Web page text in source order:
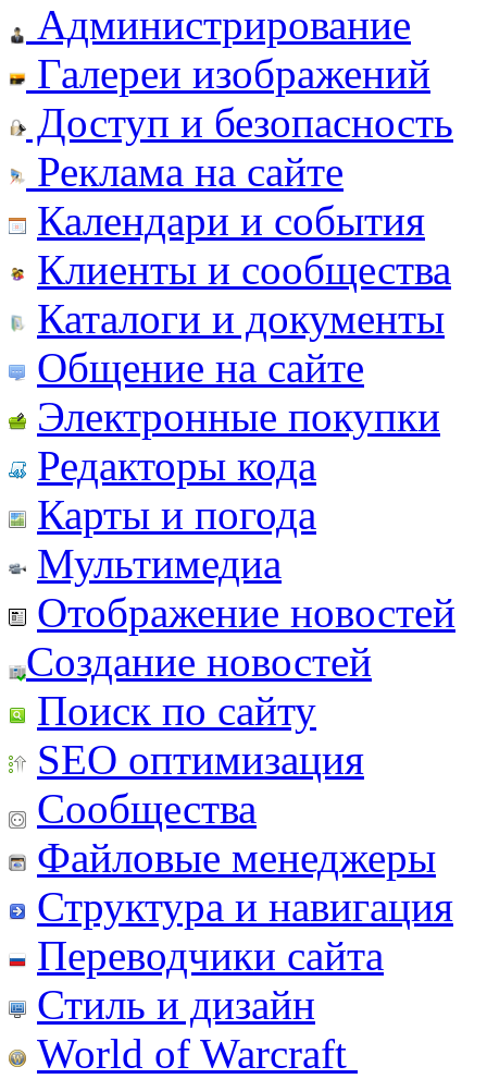
Администрирование
Галереи изображений
Доступ и безопасность
Реклама на сайте
Календари и события
Клиенты и сообщества
Каталоги и документы
Общение на сайте
Электронные покупки
Редакторы кода
Карты и погода
Мультимедиа
Отображение новостей
Создание новостей
Поиск по сайту
SEO оптимизация
Сообщества
Файловые менеджеры
Структура и навигация
Переводчики сайта
Стиль и дизайн
World of Warcraft